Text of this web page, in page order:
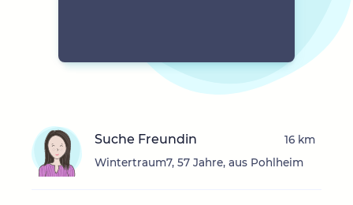
Suche Freundin
Wintertraum7, 57 Jahre, aus Pohlheim
16 km